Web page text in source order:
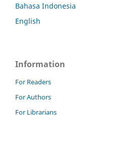
Bahasa Indonesia
English
Information
For Readers
For Authors
For Librarians